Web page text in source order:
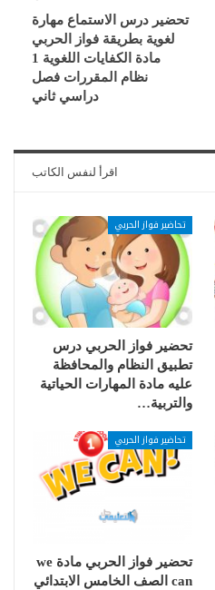
تحضير درس الاستماع مهارة
لغوية بطريقة فواز الحربي
مادة الكفايات اللغوية 1
نظام المقررات فصل
دراسي ثاني
اقرأ لنفس الكاتب
تحاضير فواز الحربي
تحضير فواز الحربي درس
تطبيق النظام والمحافظة
عليه مادة المهارات الحياتية
والتربية…
تحاضير فواز الحربي
تحضير فواز الحربي مادة we
can الصف الخامس الابتدائي